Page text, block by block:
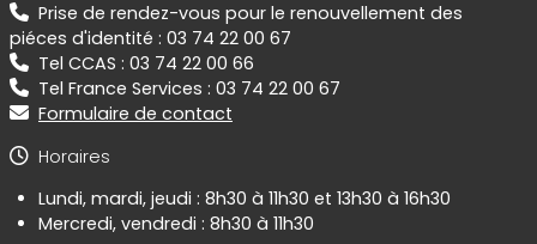
Prise de rendez-vous pour le renouvellement des
piéces d'identité : 03 74 22 00 67
Tel CCAS : 03 74 22 00 66
Tel France Services : 03 74 22 00 67
Formulaire de contact
Horaires
Lundi, mardi, jeudi : 8h30 à 11h30 et 13h30 à 16h30
Mercredi, vendredi : 8h30 à 11h30